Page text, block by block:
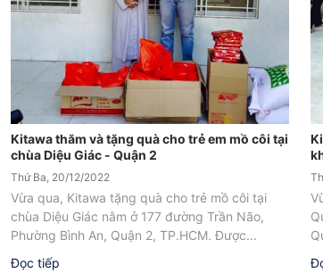
Kitawa thăm và tặng quà cho trẻ em mồ côi tại
chùa Diệu Giác - Quận 2
Thứ Ba, 20/12/2022
Vừa qua, Kitawa tặng quà cho trẻ mồ côi tại
chùa Diệu Giác nằm ở 177 đường Trần Não,
Phường Bình An, Quận 2, TP.HCM. Được...
Đọc tiếp